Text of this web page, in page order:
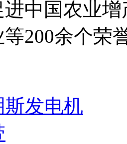
中国农业
200余个荣
斯发电机